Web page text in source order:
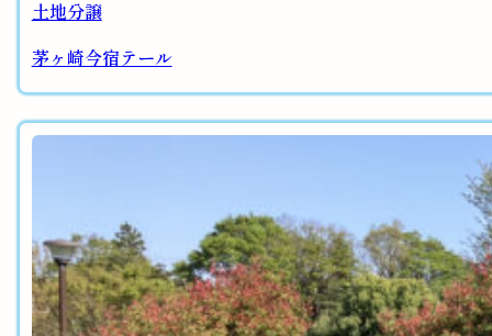
土地分譲
茅ヶ崎今宿テール